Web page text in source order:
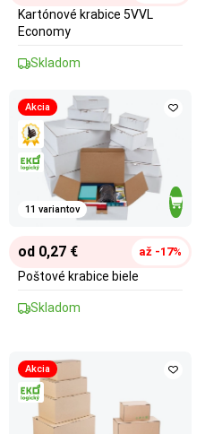
Kartónové krabice 5VVL
Economy
Skladom
Akcia
11 variantov
od 0,27 € až -17%
Poštové krabice biele
Skladom
Akcia